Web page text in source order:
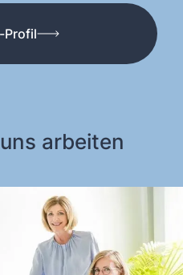
Profil
arbeiten​